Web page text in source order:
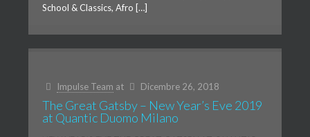
School & Classics, Afro […]
Impulse Team at Dicembre 26, 2018
The Great Gatsby – New Year’s Eve 2019
at Quantic Duomo Milano